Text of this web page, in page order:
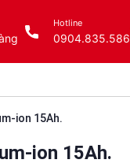
Hotline
0904.835.586
ion 15Ah.
ion 15Ah.